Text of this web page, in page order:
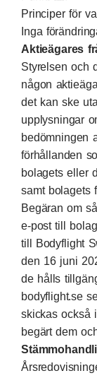
Principer för
Inga
Aktieägares
Styrelsen och
någon
det kan ske
upplysningar
bedömningen
förhållanden
bolagets eller
samt bolagets
Begäran om
e-post till
till Bodyflight
den 16 juni
de hålls
bodyflight.se
skickas också
begärt dem